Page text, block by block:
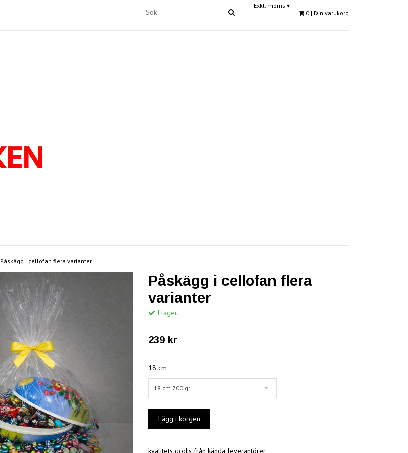
Exkl. moms ▾
0 | Din varukorg
Påskägg i cellofan flera varianter
Påskägg i cellofan flera
varianter
I lager.
239 kr
18 cm
18 cm 700 gr
kvalitets godis från kända leverantörer.